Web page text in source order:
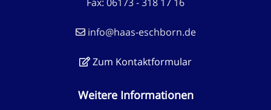
info@haas-eschborn.de
Zum Kontaktformular
Weitere Informationen